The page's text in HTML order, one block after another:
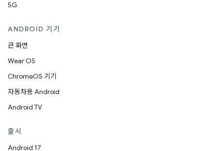
5G
ANDROID 기기
큰 화면
Wear OS
ChromeOS 기기
자동차용 Android
Android TV
출시
Android 17